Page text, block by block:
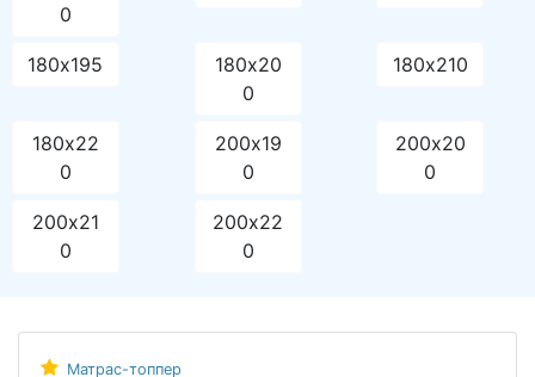
0
180х195
180х20
0
180х210
180х22
0
200х19
0
200х20
0
200х21
0
200х22
0
Матрас-топпер